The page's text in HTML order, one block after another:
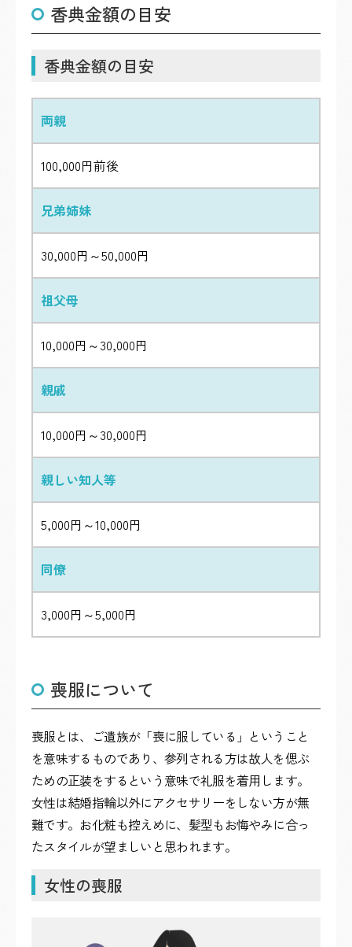
香典金額の目安
香典金額の目安
両親
100,000円前後
兄弟姉妹
30,000円～50,000円
祖父母
10,000円～30,000円
親戚
10,000円～30,000円
親しい知人等
5,000円～10,000円
同僚
3,000円～5,000円
喪服について
喪服とは、ご遺族が「喪に服している」ということ
を意味するものであり、参列される方は故人を偲ぶ
ための正装をするという意味で礼服を着用します。
女性は結婚指輪以外にアクセサリーをしない方が無
難です。お化粧も控えめに、髪型もお悔やみに合っ
たスタイルが望ましいと思われます。
女性の喪服